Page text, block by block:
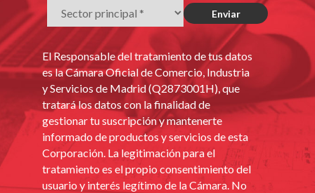
El Responsable del tratamiento de tus datos
es la Cámara Oficial de Comercio, Industria
y Servicios de Madrid (Q2873001H), que
tratará los datos con la finalidad de
gestionar tu suscripción y mantenerte
informado de productos y servicios de esta
Corporación. La legitimación para el
tratamiento es el propio consentimiento del
usuario y interés legítimo de la Cámara. No